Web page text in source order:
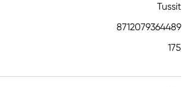
Tussit
8712079364489
175